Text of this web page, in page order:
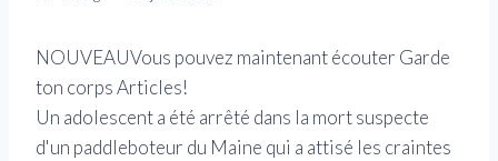
NOUVEAUVous pouvez maintenant écouter Garde
ton corps Articles!
Un adolescent a été arrêté dans la mort suspecte
d'un paddleboteur du Maine qui a attisé les craintes